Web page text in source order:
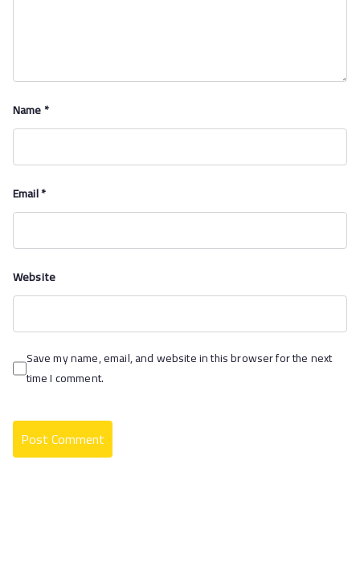
Name*
Email*
Website
Save my name, email, and website in this browser for the next
time I comment.